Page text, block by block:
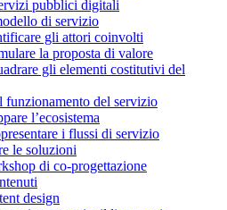
pubblici digitali
di servizio
gli attori coinvolti
la proposta di valore
gli elementi costitutivi del
funzionamento del servizio
l’ecosistema
i flussi di servizio
le soluzioni
di co-progettazione
design